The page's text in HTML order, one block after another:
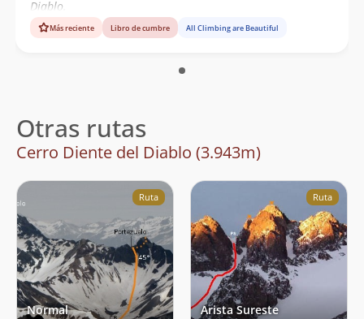
Diablo.
Más reciente Libro de cumbre All Climbing are Beautiful
Otras rutas
Cerro Diente del Diablo (3.943m)
Ruta
Normal
Ruta
Arista Sureste